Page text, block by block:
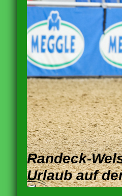
Randeck-
Urlaub auf